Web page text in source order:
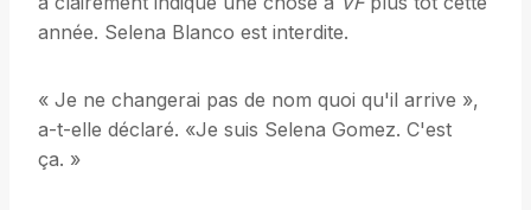
année. Selena Blanco est interdite.
« Je ne changerai pas de nom quoi qu'il arrive »,
a-t-elle déclaré. «Je suis Selena Gomez. C'est
ça. »